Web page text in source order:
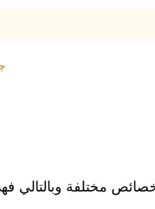
مختلفة وبالتالي